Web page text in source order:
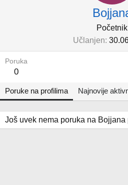
Početnik
Učlanjen
Poruka
0
Poruke na profilima Najnovije
Još uvek nema poruka na Bojjana